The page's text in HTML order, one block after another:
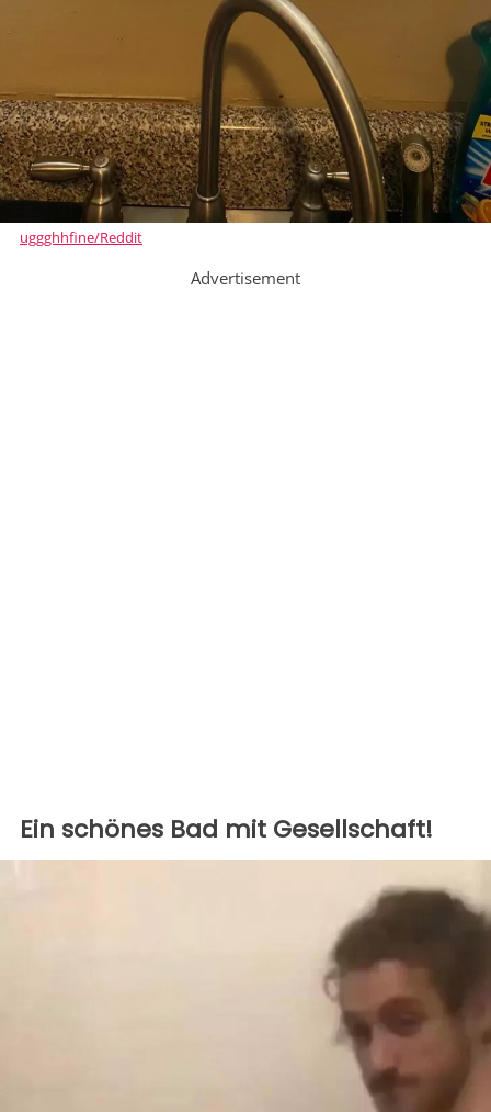
uggghhfine/Reddit
Advertisement
Ein schönes Bad mit Gesellschaft!